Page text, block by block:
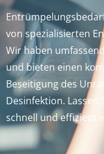
von spezialisierten
Wir haben
und bieten einen
Beseitigung des
Desinfektion. Lassen
schnell und effizient